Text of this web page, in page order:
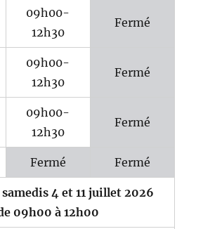
09h00-
12h30
Fermé
09h00-
12h30
Fermé
09h00-
12h30
Fermé
Fermé Fermé
4 et 11 juillet 2026
09h00 à 12h00